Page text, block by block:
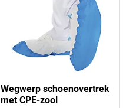
Wegwerp schoenovertrek
met CPE-zool